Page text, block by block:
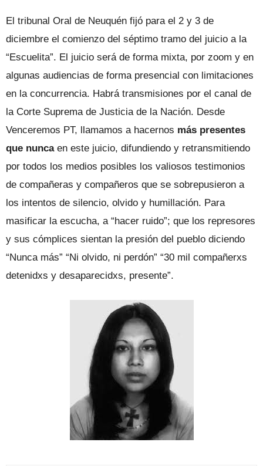
El tribunal Oral de Neuquén fijó para el 2 y 3 de
diciembre el comienzo del séptimo tramo del juicio a la
“Escuelita”. El juicio será de forma mixta, por zoom y en
algunas audiencias de forma presencial con limitaciones
en la concurrencia. Habrá transmisiones por el canal de
la Corte Suprema de Justicia de la Nación. Desde
Venceremos PT, llamamos a hacernos más presentes
que nuncaen este juicio, difundiendo y retransmitiendo
por todos los medios posibles los valiosos testimonios
de compañeras y compañeros que se sobrepusieron a
los intentos de silencio, olvido y humillación. Para
masificar la escucha, a “hacer ruido”; que los represores
y sus cómplices sientan la presión del pueblo diciendo
“Nunca más” “Ni olvido, ni perdón” “30 mil compañerxs
detenidxs y desaparecidxs, presente”.